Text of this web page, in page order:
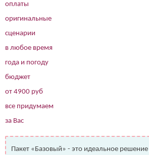
оплаты
оригинальные
сценарии
в любое время
года и погоду
бюджет
от 4900 руб
все придумаем
за Вас
Пакет «Базовый» - это идеальное